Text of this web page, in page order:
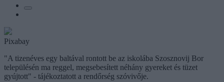
Pixabay
"A tizenéves egy baltával rontott be az iskolába Szosznovij Bor
településén ma reggel, megsebesített néhány gyereket és tüzet
gyújtott" - tájékoztatott a rendőrség szóvivője.